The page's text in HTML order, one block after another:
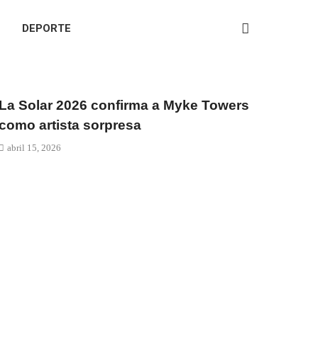
DEPORTE
Solar 2026 confirma a Myke Towers
artista sorpresa
abril 15, 2026